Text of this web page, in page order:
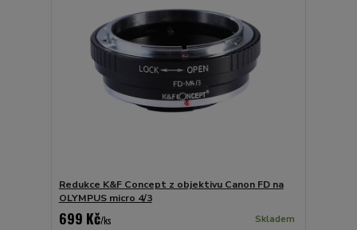
Redukce K&F Concept z objektivu Canon FD na
OLYMPUS micro 4/3
699 Kč/ks Skladem